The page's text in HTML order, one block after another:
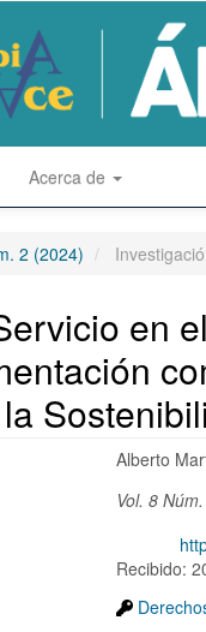
Acerca de
2 (2024)
en
Alberto
Vol. 8
Recibido: